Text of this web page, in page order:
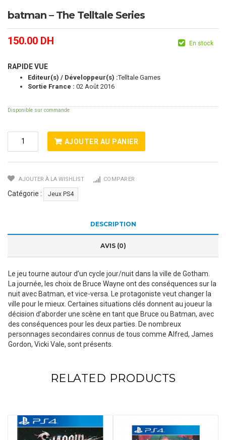
batman – The Telltale Series
150.00 DH En stock
RAPIDE VUE
Editeur(s) / Développeur(s) :Telltale Games
Sortie France : 02 Août 2016
Disponible sur commande
Quantité
De
Batman
The
Telltale
AJOUTER AU PANIER
AJOUTER À LA WISHLIST COMPARER
Catégorie : Jeux PS4
DESCRIPTION
AVIS (0)
Le jeu tourne autour d’un cycle jour/nuit dans la ville de Gotham.
La journée, les choix de Bruce Wayne ont des conséquences sur la
nuit avec Batman, et vice-versa. Le protagoniste veut changer la
ville pour le mieux. Certaines situations clés donnent au joueur la
décision d’aborder une scène en tant que Bruce ou Batman, avec
des conséquences pour les deux parties. De nombreux
personnages secondaires connus de tous comme Alfred, James
Gordon, Vicki Vale, sont présents.
RELATED PRODUCTS